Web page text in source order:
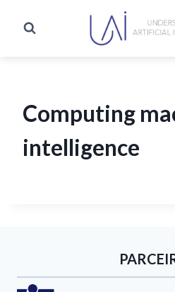
Computing
intelligence